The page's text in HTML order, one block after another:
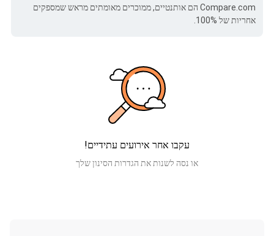
Compare.com הם אותנטיים, ממוכרים מאומתים מראש שמספקים
אחריות של 100%.
עקבו אחר אירועים עתידיים!
או נסה לשנות את הגדרות הסינון שלך